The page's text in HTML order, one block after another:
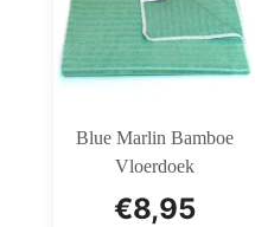
Blue Marlin Bamboe
Vloerdoek
€8,95